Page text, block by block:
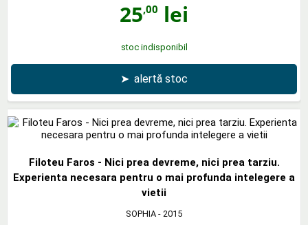
25,00 lei
stoc indisponibil
➤ alertă stoc
Filoteu Faros - Nici prea devreme, nici prea tarziu.
Experienta necesara pentru o mai profunda intelegere a
vietii
SOPHIA - 2015